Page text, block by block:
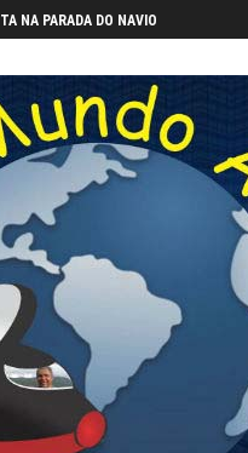
NA PARADA DO NAVIO